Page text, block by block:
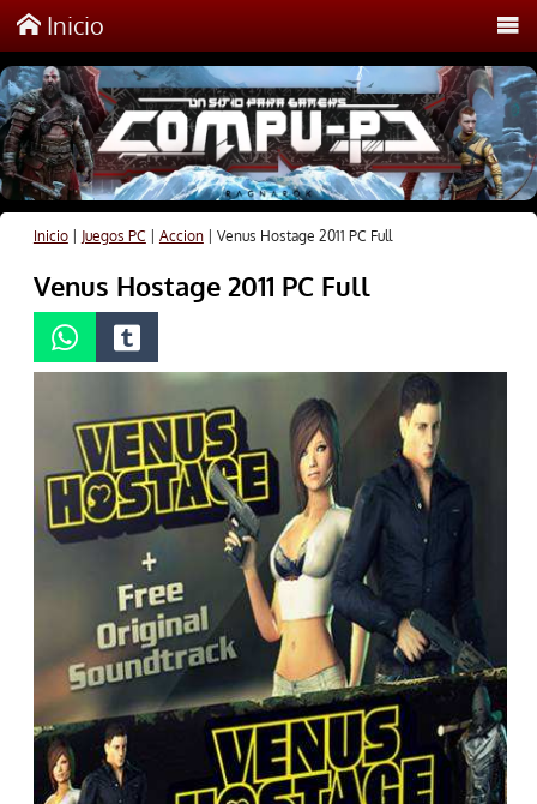
Inicio
Inicio| Juegos PC Accion| Venus Hostage 2011 PC Full
Venus Hostage 2011 PC Full